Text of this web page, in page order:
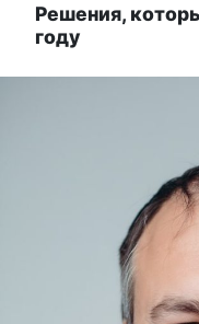
Решения,
году